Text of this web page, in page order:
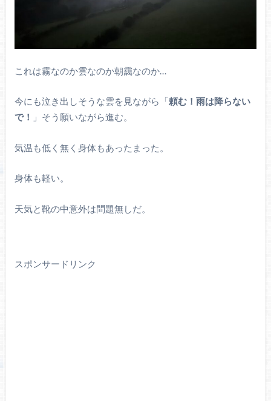
これは霧なのか雲なのか朝靄なのか…
今にも泣き出しそうな雲を見ながら「頼む！雨は降らない
で！
」そう願いながら進む。
気温も低く無く身体もあったまった。
身体も軽い。
天気と靴の中意外は問題無しだ。
スポンサードリンク